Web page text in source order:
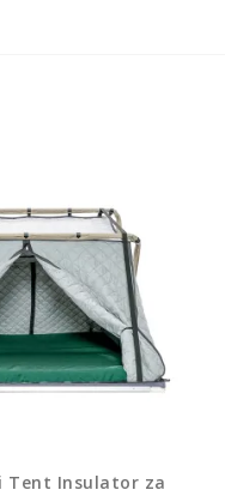
Tent Insulator za